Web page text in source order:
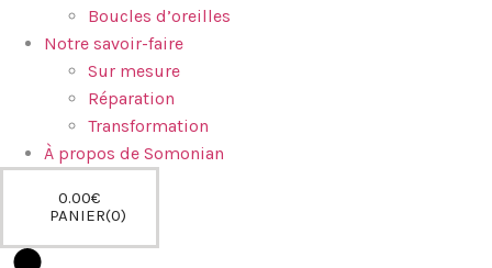
Boucles d’oreilles
Notre savoir-faire
Sur mesure
Réparation
Transformation
À propos de Somonian
0.00€
0
PANIER